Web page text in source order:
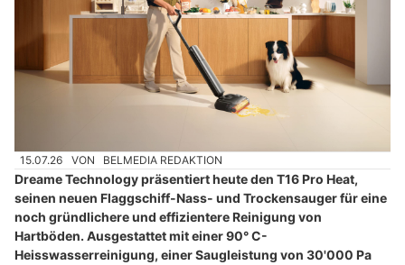
15.07.26 VON BELMEDIA REDAKTION
Dreame Technology präsentiert heute den T16 Pro Heat,
seinen neuen Flaggschiff-Nass- und Trockensauger für eine
noch gründlichere und effizientere Reinigung von
Hartböden. Ausgestattet mit einer 90° C-
Heisswasserreinigung, einer Saugleistung von 30'000 Pa